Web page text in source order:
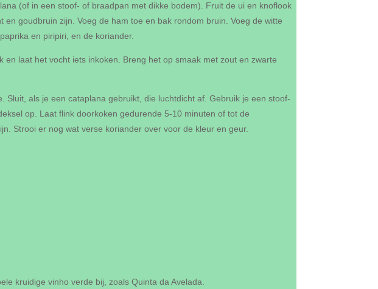
(of in een stoof- of braadpan met dikke bodem). Fruit de ui en knoflook
en goudbruin zijn. Voeg de ham toe en bak rondom bruin. Voeg de witte
en piripiri, en de koriander.
en laat het vocht iets inkoken. Breng het op smaak met zout en zwarte
Sluit, als je een cataplana gebruikt, die luchtdicht af. Gebruik je een stoof-
op. Laat flink doorkoken gedurende 5-10 minuten of tot de
Strooi er nog wat verse koriander over voor de kleur en geur.
kruidige vinho verde bij, zoals Quinta da Avelada.